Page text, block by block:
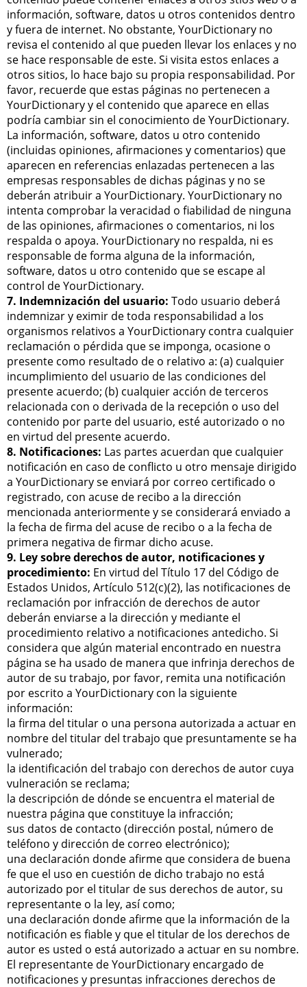
información, software, datos u otros contenidos dentro
y fuera de internet. No obstante, YourDictionary no
revisa el contenido al que pueden llevar los enlaces y no
se hace responsable de este. Si visita estos enlaces a
otros sitios, lo hace bajo su propia responsabilidad. Por
favor, recuerde que estas páginas no pertenecen a
YourDictionary y el contenido que aparece en ellas
podría cambiar sin el conocimiento de YourDictionary.
La información, software, datos u otro contenido
(incluidas opiniones, afirmaciones y comentarios) que
aparecen en referencias enlazadas pertenecen a las
empresas responsables de dichas páginas y no se
deberán atribuir a YourDictionary. YourDictionary no
intenta comprobar la veracidad o fiabilidad de ninguna
de las opiniones, afirmaciones o comentarios, ni los
respalda o apoya. YourDictionary no respalda, ni es
responsable de forma alguna de la información,
software, datos u otro contenido que se escape al
control de YourDictionary.
7. Indemnización del usuario: Todo usuario deberá
indemnizar y eximir de toda responsabilidad a los
organismos relativos a YourDictionary contra cualquier
reclamación o pérdida que se imponga, ocasione o
presente como resultado de o relativo a: (a) cualquier
incumplimiento del usuario de las condiciones del
presente acuerdo; (b) cualquier acción de terceros
relacionada con o derivada de la recepción o uso del
contenido por parte del usuario, esté autorizado o no
en virtud del presente acuerdo.
8. Notificaciones: Las partes acuerdan que cualquier
notificación en caso de conflicto u otro mensaje dirigido
a YourDictionary se enviará por correo certificado o
registrado, con acuse de recibo a la dirección
mencionada anteriormente y se considerará enviado a
la fecha de firma del acuse de recibo o a la fecha de
primera negativa de firmar dicho acuse.
9. Ley sobre derechos de autor, notificaciones y
procedimiento: En virtud del Título 17 del Código de
Estados Unidos, Artículo 512(c)(2), las notificaciones de
reclamación por infracción de derechos de autor
deberán enviarse a la dirección y mediante el
procedimiento relativo a notificaciones antedicho. Si
considera que algún material encontrado en nuestra
página se ha usado de manera que infrinja derechos de
autor de su trabajo, por favor, remita una notificación
por escrito a YourDictionary con la siguiente
información:
la firma del titular o una persona autorizada a actuar en
nombre del titular del trabajo que presuntamente se ha
vulnerado;
la identificación del trabajo con derechos de autor cuya
vulneración se reclama;
la descripción de dónde se encuentra el material de
nuestra página que constituye la infracción;
sus datos de contacto (dirección postal, número de
teléfono y dirección de correo electrónico);
una declaración donde afirme que considera de buena
fe que el uso en cuestión de dicho trabajo no está
autorizado por el titular de sus derechos de autor, su
representante o la ley, así como;
una declaración donde afirme que la información de la
notificación es fiable y que el titular de los derechos de
autor es usted o está autorizado a actuar en su nombre.
El representante de YourDictionary encargado de
notificaciones y presuntas infracciones derechos de